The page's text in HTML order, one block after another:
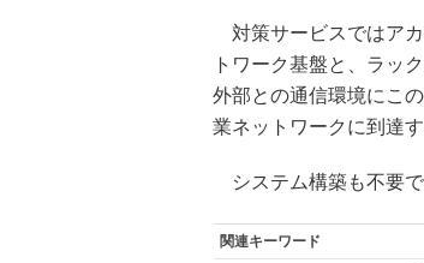
対策サービスではア
トワーク基盤と、ラッ
外部との通信環境にこ
業ネットワークに到達
システム構築も不要で
関連キーワード